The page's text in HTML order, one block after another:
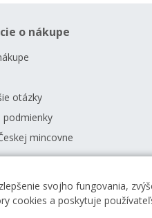
o nákupe
otázky
podmienky
mincovne
svojho fungovania,
cookies a poskytuje